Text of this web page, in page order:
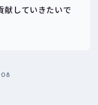
献していきたいで
08